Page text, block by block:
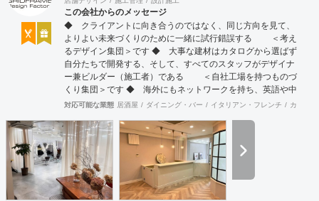
この会社からのメッセージ
◆ クライアントに向き合うのではなく、同じ方向を見て、
よりよい未来づくりのために一緒に試行錯誤する ＜考え
るデザイン集団＞です ◆ 大事な建材はカタログから選ばず
自分たちで開発する、そして、すべてのスタッフがデザイナ
ー兼ビルダー（施工者）である ＜自社工場を持つものづ
くり集団＞です ◆ 海外にもネットワークを持ち、英語や中
国語に堪能なスタッフたちが、海外から国内への出店をスム
工案件、設計＋造作物の案件、施工案件、造作物制作など、
多様な請負形態が可能です。工場では金属を中心にさまざま
な素材を用いた制作が可能で、例えば通常デザイン性とは無
縁な特定防火設備（鉄扉）などにも高いデザイン性を施すこ
とも可能です。 GRIDFRAME とりかえのきかない空間
https://gridframe.co.jp/ Synes(シネス) 霧のようなやわらか
対応可能な業態 居酒屋 ダイニング・バー イタリアン・フレンチ カフェ